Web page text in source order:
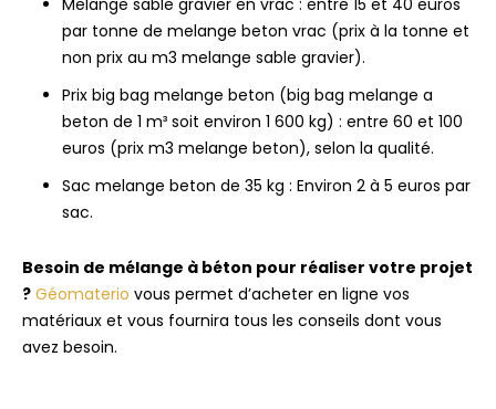
Melange sable gravier en vrac : entre 15 et 40 euros
par tonne de melange beton vrac (prix à la tonne et
non prix au m3 melange sable gravier).
Prix big bag melange beton (big bag melange a
beton de 1 m³ soit environ 1 600 kg) : entre 60 et 100
euros (prix m3 melange beton), selon la qualité.
Sac melange beton de 35 kg : Environ 2 à 5 euros par
sac.
Besoin de mélange à béton pour réaliser votre projet
? Géomaterio vous permet d’acheter en ligne vos
matériaux et vous fournira tous les conseils dont vous
avez besoin.